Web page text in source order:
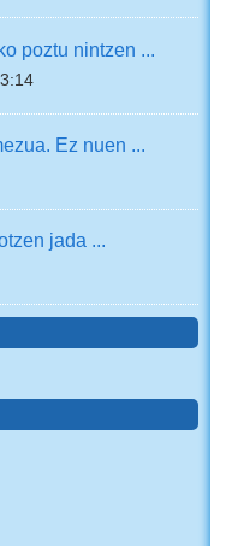
poztu nintzen ...
Ez nuen ...
jada ...